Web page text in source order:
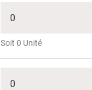
0
Soit 0 Unité
0